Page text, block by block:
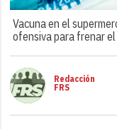
Vacuna en el
ofensiva para frenar
Redacción
FRS